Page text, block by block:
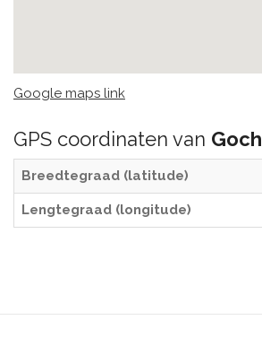
Google maps link
GPS coordinaten van
Breedtegraad (latitude)
Lengtegraad (longitude)